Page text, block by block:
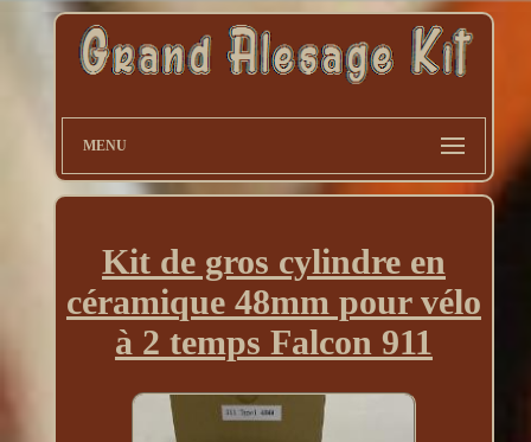
MENU
Kit de gros cylindre en
céramique 48mm pour vélo
à 2 temps Falcon 911